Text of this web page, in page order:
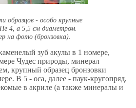
образцов - особо крупные
4, а 5,5 см диаметром.
на фото (бронзовка).
зуб акулы в 1 номере,
Чудес природы, минерал
крупный образец бронзовки
В 5 - оса, далее - паук-кругопряд,
в акриле (а также минералы и